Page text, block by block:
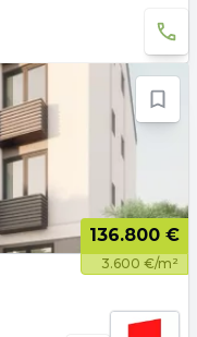
136.800 €
3.600 €/m²